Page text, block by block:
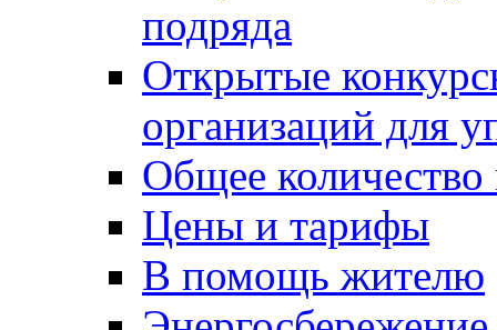
подряда
Открытые
организаций для
Общее
Цены и тарифы
В помощь жителю